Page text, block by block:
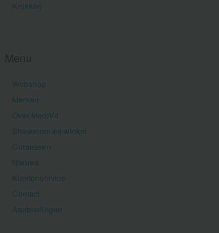
Krukken
Webshop
Merken
Over MediVit
Showroom en winkel
Cursussen
Nieuws
Klantenservice
Contact
Aanbiedingen